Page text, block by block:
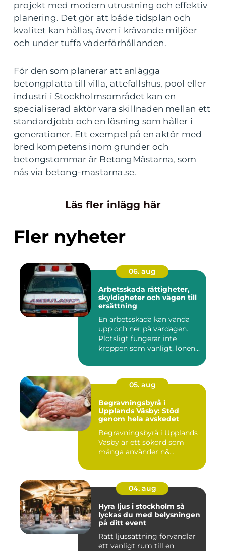
projekt med modern utrustning och effektiv
planering. Det gör att både tidsplan och
kvalitet kan hållas, även i krävande miljöer
och under tuffa väderförhållanden.
För den som planerar att anlägga
betongplatta till villa, attefallshus, pool eller
industri i Stockholmsområdet kan en
specialiserad aktör vara skillnaden mellan ett
standardjobb och en lösning som håller i
generationer. Ett exempel på en aktör med
bred kompetens inom grunder och
betongstommar är BetongMästarna, som
nås via betong-mastarna.se.
Läs fler inlägg här
Fler nyheter
06. aug
Arbetsskada rättigheter,
skyldigheter och vägen till
ersättning
En arbetsskada kan vända
upp och ner på vardagen.
Plötsligt fungerar inte
kroppen som vanligt, lönen...
05. aug
Begravningsbyrå i
Upplands Väsby: Stöd
genom hela avskedet
Begravningsbyrå i Upplands
Väsby är ett sökord som
många använder n&...
04. aug
Hyra ljus i stockholm så
lyckas du med belysningen
på ditt event
Rätt ljussättning förvandlar
ett vanligt rum till en